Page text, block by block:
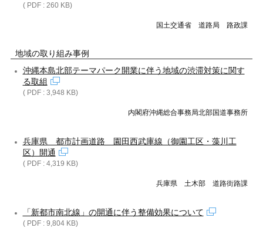
( PDF : 260 KB)
国土交通省 道路局 路政課
地域の取り組み事例
沖縄本島北部テーマパーク開業に伴う地域の渋滞対策に関す
る取組
( PDF : 3,948 KB)
内閣府沖縄総合事務局北部国道事務所
兵庫県 都市計画道路 園田西武庫線（御園工区・藻川工
区）開通
( PDF : 4,319 KB)
兵庫県 土木部 道路街路課
「新都市南北線」の開通に伴う整備効果について
( PDF : 9,804 KB)